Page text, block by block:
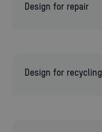
Design for repair
Design for recycling